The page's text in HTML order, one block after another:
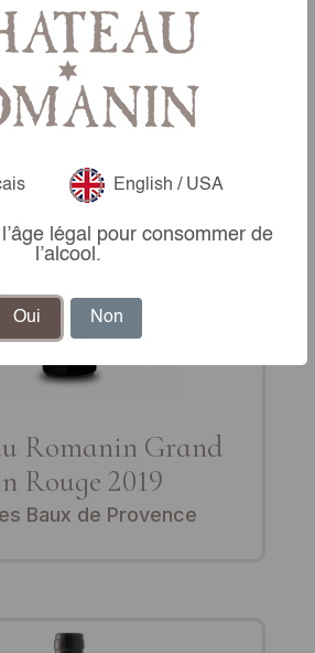
Romanin Grand
Rouge 2019
Baux de Provence
English / USA
légal pour consommer de
l’alcool.
Oui Non